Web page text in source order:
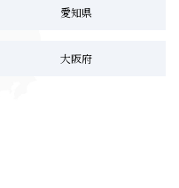
愛知県
大阪府